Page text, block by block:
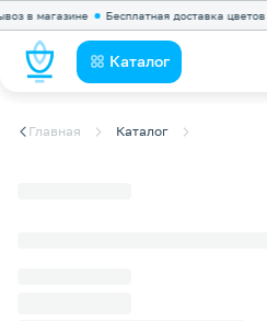
в магазине Бесплатная доставка цветов
Каталог
Главная Каталог